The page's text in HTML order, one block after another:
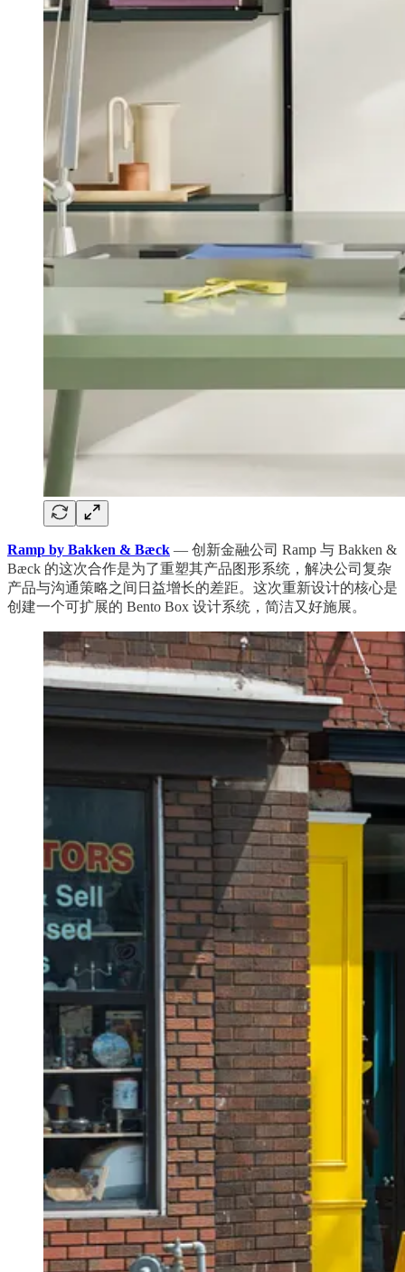
Ramp by Bakken & Bæck — 创新金融公司 Ramp 与 Bakken &
Bæck 的这次合作是为了重塑其产品图形系统，解决公司复杂
产品与沟通策略之间日益增长的差距。这次重新设计的核心是
创建一个可扩展的 Bento Box 设计系统，简洁又好施展。